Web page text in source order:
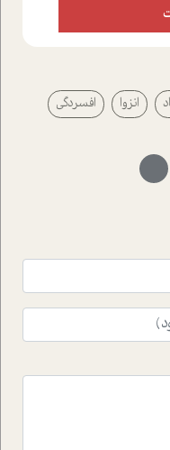
تلاش کرده ایم
مهم بپردازیم.فصل
داغ به سراغ افرادی
رسانده اند؛ سید
سال فعالیت حرفه
سفیر صلح و دوستی که
درخت، به نماد
تبدیل گشته
به دو موضوع
و تاثیرات کاوش های
امروزی ما نگاهی
333 شما را پای صحبت یک تجربه ی
و مشکلات و نیز
درمان اتفاق افتاده
مصنوعی در حوزه های
انزوا افسردگی